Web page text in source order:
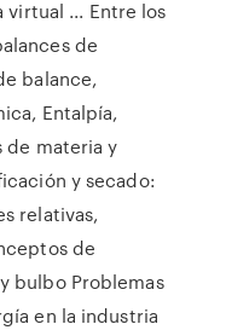
... Entre los
de
balance,
Entalpía,
de materia y
y secado:
relativas,
de
bulbo Problemas
en la industria